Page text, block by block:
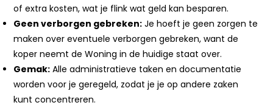
of extra kosten, wat je flink wat geld kan besparen.
Geen verborgen gebreken: Je hoeft je geen zorgen te
maken over eventuele verborgen gebreken, want de
koper neemt de Woning in de huidige staat over.
Gemak: Alle administratieve taken en documentatie
worden voor je geregeld, zodat je je op andere zaken
kunt concentreren.